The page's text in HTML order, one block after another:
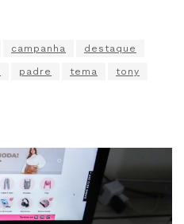
campanha destaque
padre tema tony